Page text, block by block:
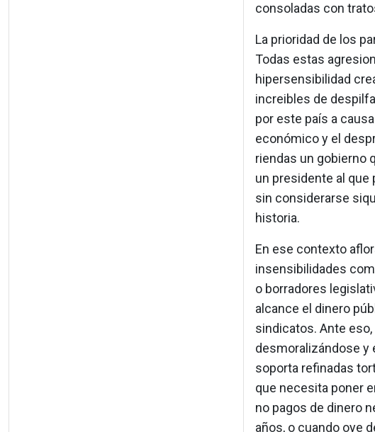
consoladas con
La prioridad de los
Todas estas
hipersensibilidad
increibles de
por este país a
económico y el
riendas un gobierno
un presidente al
sin considerarse
historia.
En ese contexto
insensibilidades
o borradores
alcance el dinero
sindicatos. Ante
desmoralizándose y
soporta refinadas
que necesita poner
no pagos de dinero
años, o cuando oye